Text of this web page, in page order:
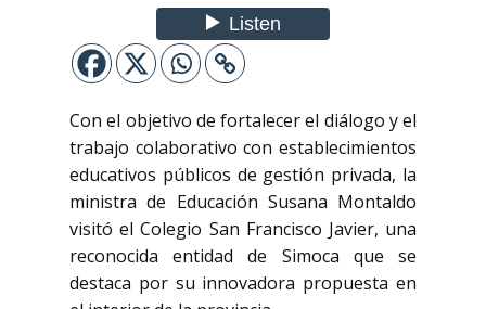
Con el objetivo de fortalecer el diálogo y el
trabajo colaborativo con establecimientos
educativos públicos de gestión privada, la
ministra de Educación Susana Montaldo
visitó el Colegio San Francisco Javier, una
reconocida entidad de Simoca que se
destaca por su innovadora propuesta en